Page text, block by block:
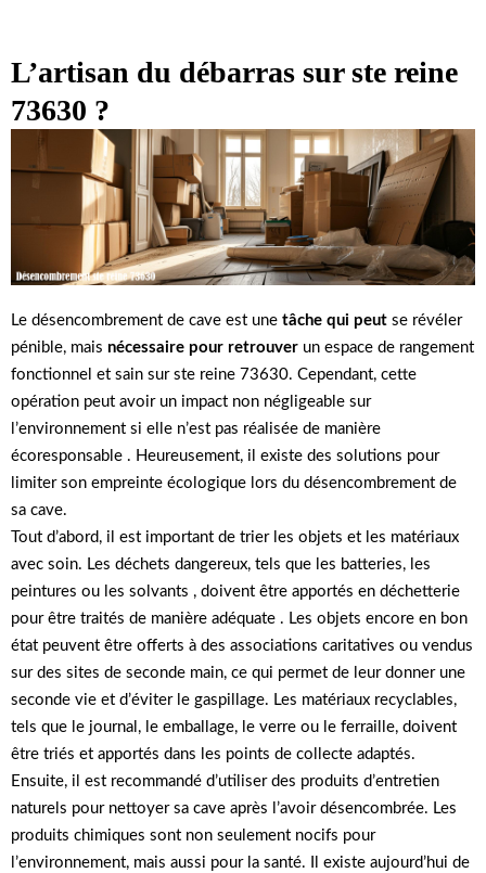
L’artisan du débarras sur ste reine
73630 ?
Le désencombrement de cave est une tâche qui peut se révéler
pénible, mais nécessaire pour retrouver un espace de rangement
fonctionnel et sain sur ste reine 73630. Cependant, cette
opération peut avoir un impact non négligeable sur
l’environnement si elle n’est pas réalisée de manière
écoresponsable . Heureusement, il existe des solutions pour
limiter son empreinte écologique lors du désencombrement de
sa cave.
Tout d’abord, il est important de trier les objets et les matériaux
avec soin. Les déchets dangereux, tels que les batteries, les
peintures ou les solvants , doivent être apportés en déchetterie
pour être traités de manière adéquate . Les objets encore en bon
état peuvent être offerts à des associations caritatives ou vendus
sur des sites de seconde main, ce qui permet de leur donner une
seconde vie et d’éviter le gaspillage. Les matériaux recyclables,
tels que le journal, le emballage, le verre ou le ferraille, doivent
être triés et apportés dans les points de collecte adaptés.
Ensuite, il est recommandé d’utiliser des produits d’entretien
naturels pour nettoyer sa cave après l’avoir désencombrée. Les
produits chimiques sont non seulement nocifs pour
l’environnement, mais aussi pour la santé. Il existe aujourd’hui de